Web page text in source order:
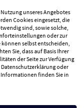
unseres Angebotes
Cookies eingesetzt, die
sind, sowie solche,
oder zur
selbst entscheiden,
Sie, dass auf Basis Ihrer
der Seite zur Verfügung
oder
finden Sie in